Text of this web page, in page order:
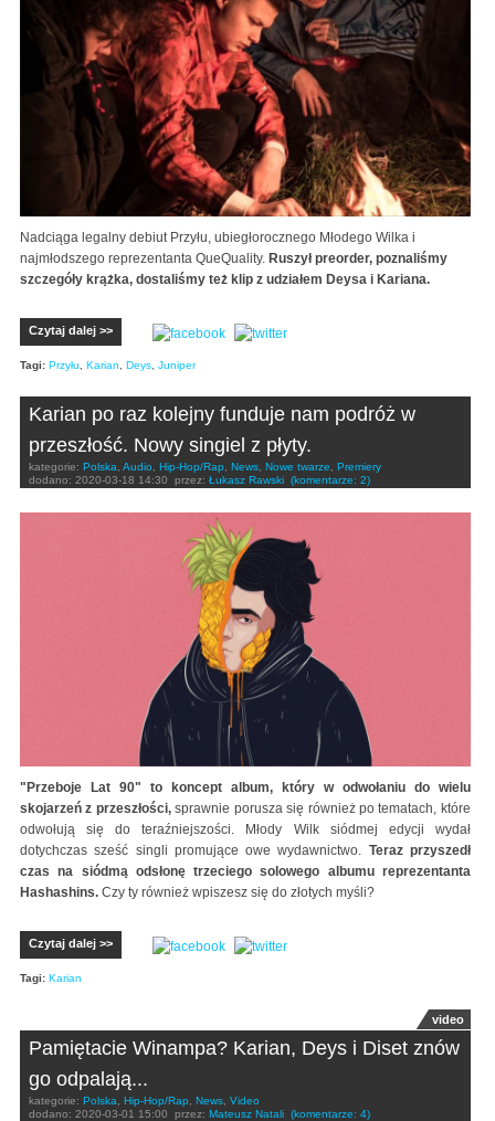
Nadciąga legalny debiut Przyłu, ubiegłorocznego Młodego Wilka i
najmłodszego reprezentanta QueQuality. Ruszył preorder, poznaliśmy
szczegóły krążka, dostaliśmy też klip z udziałem Deysa i Kariana.
Czytaj dalej >>
Tagi: Przyłu, Karian, Deys, Juniper
Karian po raz kolejny funduje nam podróż w
przeszłość. Nowy singiel z płyty.
kategorie: Polska, Audio, Hip-Hop/Rap, News, Nowe twarze, Premiery
dodano: 2020-03-18 14:30 przez: Łukasz Rawski (komentarze: 2)
"Przeboje Lat 90" to koncept album, który w odwołaniu do wielu
skojarzeń z przeszłości,sprawnie porusza się również po tematach, które
odwołują się do teraźniejszości. Młody Wilk siódmej edycji wydał
dotychczas sześć singli promujące owe wydawnictwo. Teraz przyszedł
czas na siódmą odsłonę trzeciego solowego albumu reprezentanta
Hashashins. Czy ty również wpiszesz się do złotych myśli?
Czytaj dalej >>
Tagi: Karian
video
Pamiętacie Winampa? Karian, Deys i Diset znów
go odpalają...
kategorie: Polska Hip-Hop/Rap News Video
dodano: 2020-03-01 15:00 przez: Mateusz Natali (komentarze: 4)